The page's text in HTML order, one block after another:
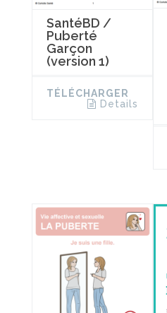
SantéBD /
Puberté
Garçon
(version 1)
TÉLÉCHARGER
Details